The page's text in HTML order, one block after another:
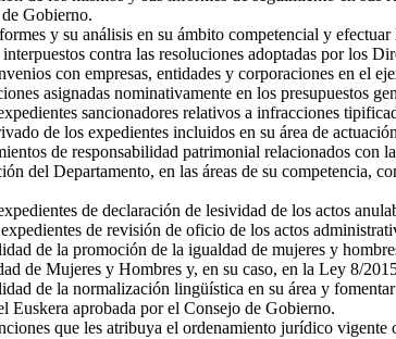
Gobierno.
y su análisis en su ámbito competencial y
contra las resoluciones adoptadas por los
con empresas, entidades y corporaciones en el
asignadas nominativamente en los presupuestos
sancionadores relativos a infracciones
de los expedientes incluidos en su área de
de responsabilidad patrimonial relacionados con
del Departamento, en las áreas de su competencia,
de declaración de lesividad de los actos
de revisión de oficio de los actos
de la promoción de la igualdad de mujeres y
de Mujeres y Hombres y, en su caso, en la Ley 8/
de la normalización lingüística en su área y
Euskera aprobada por el Consejo de Gobierno.
que les atribuya el ordenamiento jurídico